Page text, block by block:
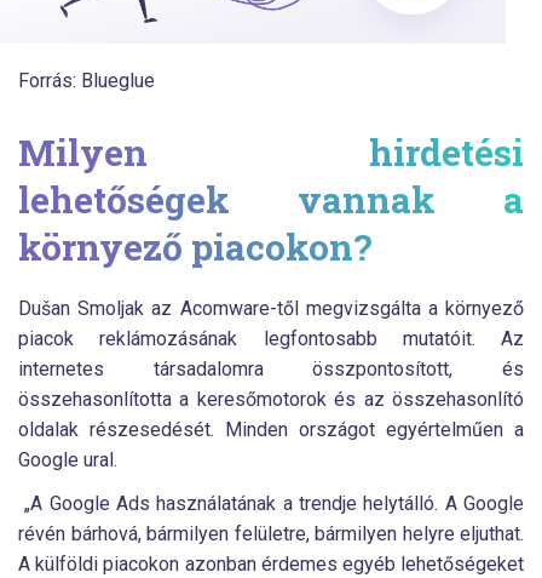
Forrás: Blueglue
Milyen hirdetési
lehetőségek vannak a
környező piacokon?
Dušan Smoljak az Acomware-től megvizsgálta a környező
piacok reklámozásának legfontosabb mutatóit. Az
internetes társadalomra összpontosított, és
összehasonlította a keresőmotorok és az összehasonlító
oldalak részesedését. Minden országot egyértelműen a
Google ural.
„A Google Ads használatának a trendje helytálló. A Google
révén bárhová, bármilyen felületre, bármilyen helyre eljuthat.
A külföldi piacokon azonban érdemes egyéb lehetőségeket